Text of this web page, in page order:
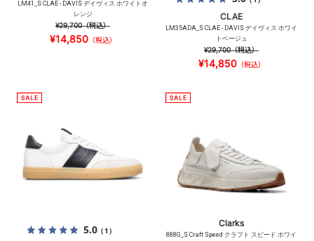
LM41_S CLAE - DAVIS デイヴィス ホワイトオ
レンジ
¥29,700（税込）
¥14,850（税込）
CLAE
LM35ADA_S CLAE - DAVIS デイヴィス ホワイ
トベージュ
¥29,700（税込）
¥14,850（税込）
5.0（1）
Clarks
888G_S Craft Speed クラフト スピード ホワイ